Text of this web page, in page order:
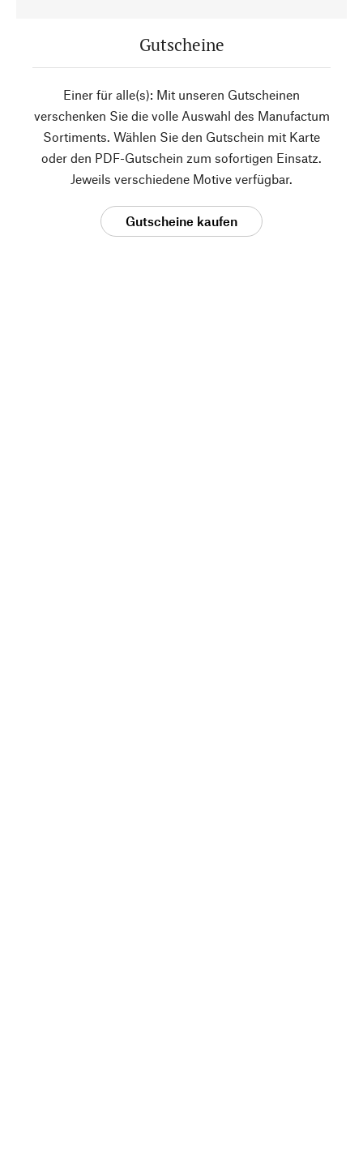
Gutscheine
Einer für alle(s): Mit unseren Gutscheinen
verschenken Sie die volle Auswahl des Manufactum
Sortiments. Wählen Sie den Gutschein mit Karte
oder den PDF-Gutschein zum sofortigen Einsatz.
Jeweils verschiedene Motive verfügbar.
Gutscheine kaufen